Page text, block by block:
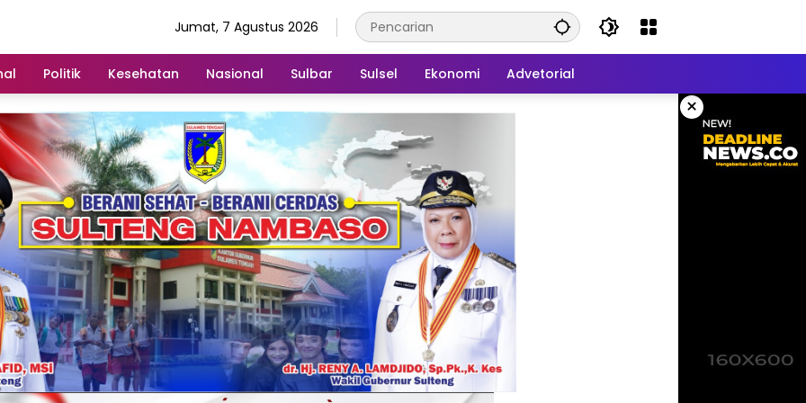
Jumat, 7 Agustus 2026
Politik Kesehatan Nasional Sulbar Sulsel Ekonomi Advetorial
×